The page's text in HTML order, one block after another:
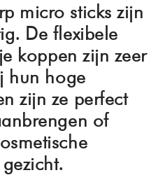
micro sticks zijn
De flexibele
koppen zijn zeer
hun hoge
zijn ze perfect
of